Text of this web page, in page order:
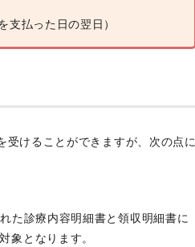
払った日の翌日）
けることができますが、次の点に
た診療内容明細書と領収明細書に
象となります。